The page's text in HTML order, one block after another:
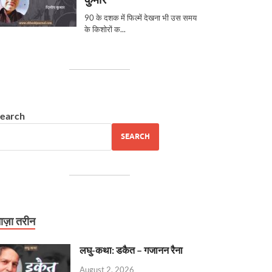
SEARCH
तरीन
लघु-कथा: डकैत – गजानन रैना
August 2, 2026